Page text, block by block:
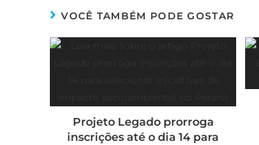
VOCÊ TAMBÉM PODE GOSTAR
Projeto Legado prorroga
inscrições até o dia 14 para